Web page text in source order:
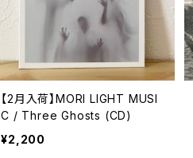
【2月入荷】MORI LIGHT MUSI
C / Three Ghosts (CD)
¥2,200